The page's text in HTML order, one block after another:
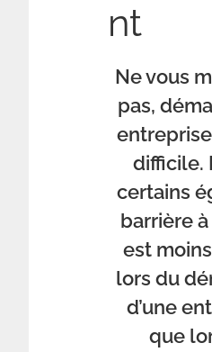
nt
Ne vous
pas,
difficile.
certains
barrière à
est
lors du
d’une
que